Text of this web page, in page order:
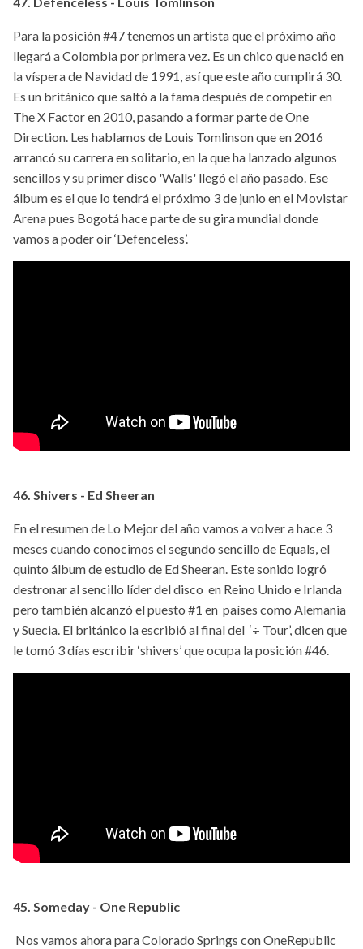
Para la posición #47 tenemos un artista que el próximo año
llegará a Colombia por primera vez. Es un chico que nació en
la víspera de Navidad de 1991, así que este año cumplirá 30.
Es un británico que saltó a la fama después de competir en
The X Factor en 2010, pasando a formar parte de One
Direction. Les hablamos de Louis Tomlinson que en 2016
arrancó su carrera en solitario, en la que ha lanzado algunos
sencillos y su primer disco 'Walls' llegó el año pasado. Ese
álbum es el que lo tendrá el próximo 3 de junio en el Movistar
Arena pues Bogotá hace parte de su gira mundial donde
vamos a poder oir ‘Defenceless’.
46. Shivers - Ed Sheeran
En el resumen de Lo Mejor del año vamos a volver a hace 3
meses cuando conocimos el segundo sencillo de Equals, el
quinto álbum de estudio de Ed Sheeran. Este sonido logró
destronar al sencillo líder del disco en Reino Unido e Irlanda
pero también alcanzó el puesto #1 en países como Alemania
y Suecia. El británico la escribió al final del ‘÷ Tour’, dicen que
le tomó 3 días escribir ‘shivers’ que ocupa la posición #46.
45. Someday - One Republic
Nos vamos ahora para Colorado Springs con OneRepublic